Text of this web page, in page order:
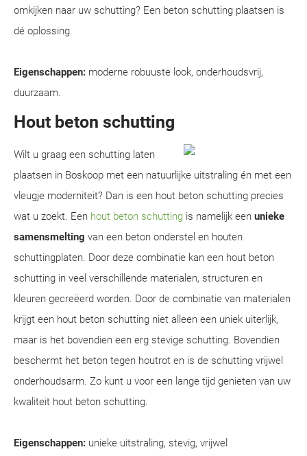
omkijken naar uw schutting? Een beton schutting plaatsen is
dé oplossing.
Eigenschappen: moderne robuuste look, onderhoudsvrij,
duurzaam.
Hout beton schutting
Wilt u graag een schutting laten
plaatsen in Boskoop met een natuurlijke uitstraling én met een
vleugje moderniteit? Dan is een hout beton schutting precies
wat u zoekt. Een hout beton schutting is namelijk een unieke
samensmelting van een beton onderstel en houten
schuttingplaten. Door deze combinatie kan een hout beton
schutting in veel verschillende materialen, structuren en
kleuren gecreëerd worden. Door de combinatie van materialen
krijgt een hout beton schutting niet alleen een uniek uiterlijk,
maar is het bovendien een erg stevige schutting. Bovendien
beschermt het beton tegen houtrot en is de schutting vrijwel
onderhoudsarm. Zo kunt u voor een lange tijd genieten van uw
kwaliteit hout beton schutting.
Eigenschappen: unieke uitstraling, stevig, vrijwel